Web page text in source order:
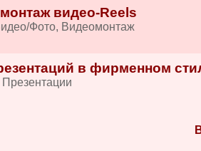
видео-Reels
Фото, Видеомонтаж
в фирменном